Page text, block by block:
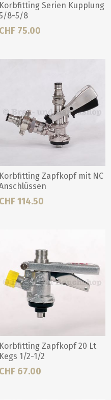
Korbfitting Serien Kupplung
8-5/8
CHF 75.00
Korbfitting Zapfkopf mit NC
CHF 114.50
Korbfitting Zapfkopf 20 Lt
Kegs 1/2-1/2
CHF 67.00